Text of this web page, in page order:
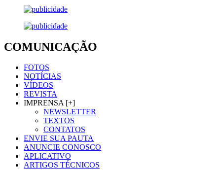
COMUNICAÇÃO
FOTOS
NOTÍCIAS
VÍDEOS
REVISTA
IMPRENSA [+]
NEWSLETTER
TEXTOS
CONTATOS
ENVIE SUA PAUTA
ANUNCIE CONOSCO
APLICATIVO
ARTIGOS TÉCNICOS